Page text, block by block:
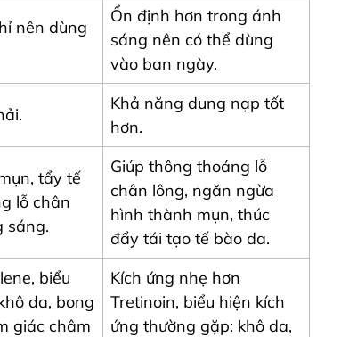
nên dùng
Ổn định hơn trong ánh
sáng nên có thể dùng
vào ban ngày.
Khả năng dung nạp tốt
hơn.
tẩy tế
lỗ chân
sáng.
Giúp thông thoáng lỗ
chân lông, ngăn ngừa
hình thành mụn, thúc
đẩy tái tạo tế bào da.
biểu
da, bong
giác châm
Kích ứng nhẹ hơn
Tretinoin, biểu hiện kích
ứng thường gặp: khô da,